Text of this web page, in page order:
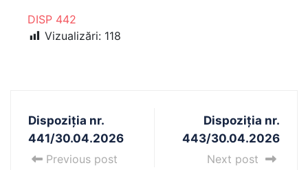
DISP 442
Vizualizări: 118
Dispoziția nr.
441/30.04.2026
Previous post
Dispoziția nr.
443/30.04.2026
Next post